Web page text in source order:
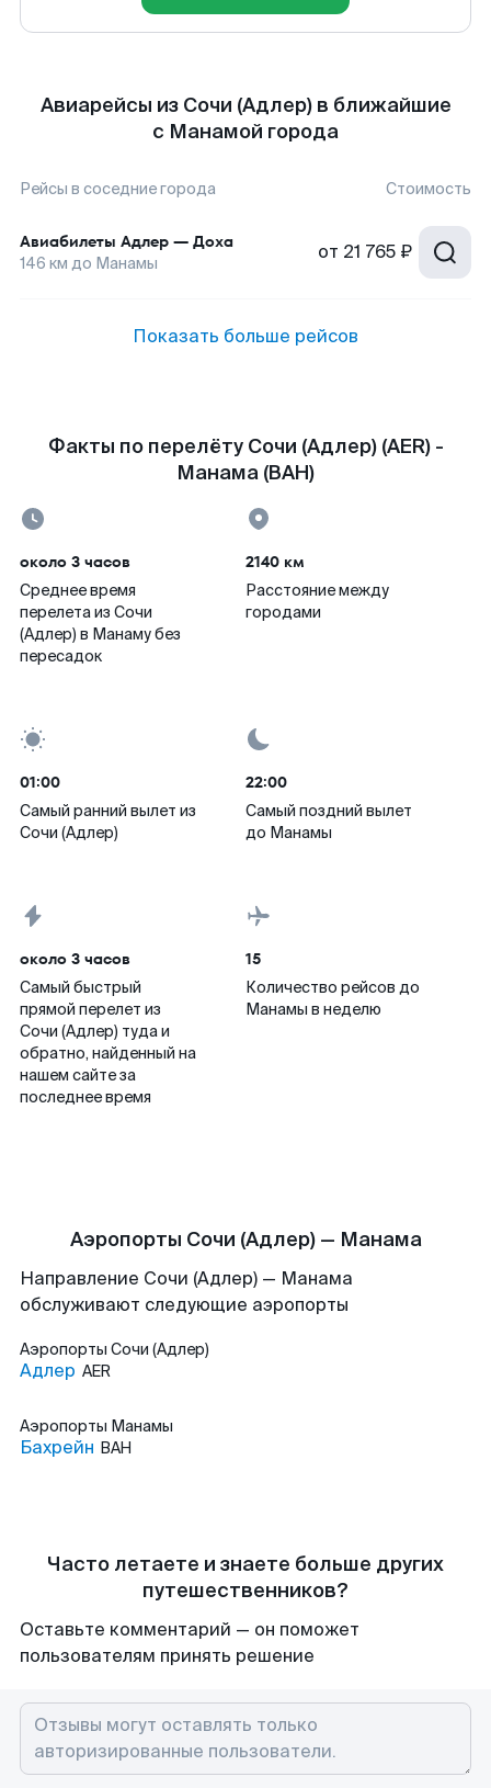
Авиарейсы из Сочи (Адлер) в ближайшие
с Манамой города
Рейсы в соседние города Стоимость
Авиабилеты Адлер — Доха
146 км до Манамы от 21 765 ₽
Показать больше рейсов
Факты по перелёту Сочи (Адлер) (AER) -
Манама (BAH)
около 3 часов
Среднее время
перелета из Сочи
(Адлер) в Манаму без
пересадок
2140 км
Расстояние между
городами
01:00
Самый ранний вылет из
Сочи (Адлер)
22:00
Самый поздний вылет
до Манамы
около 3 часов
Самый быстрый
прямой перелет из
Сочи (Адлер) туда и
обратно, найденный на
нашем сайте за
последнее время
15
Количество рейсов до
Манамы в неделю
Аэропорты Сочи (Адлер) — Манама
Направление Сочи (Адлер) — Манама
обслуживают следующие аэропорты
Аэропорты Сочи (Адлер)
Адлер AER
Аэропорты Манамы
Бахрейн BAH
Часто летаете и знаете больше других
путешественников?
Оставьте комментарий — он поможет
пользователям принять решение